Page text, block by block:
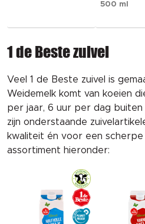
500 ml
1 de Beste zuivel
Veel 1 de Beste zuivel is
Weidemelk komt van koeien
per jaar, 6 uur per dag buiten
zijn onderstaande
kwaliteit én voor een scherpe
assortiment hieronder: